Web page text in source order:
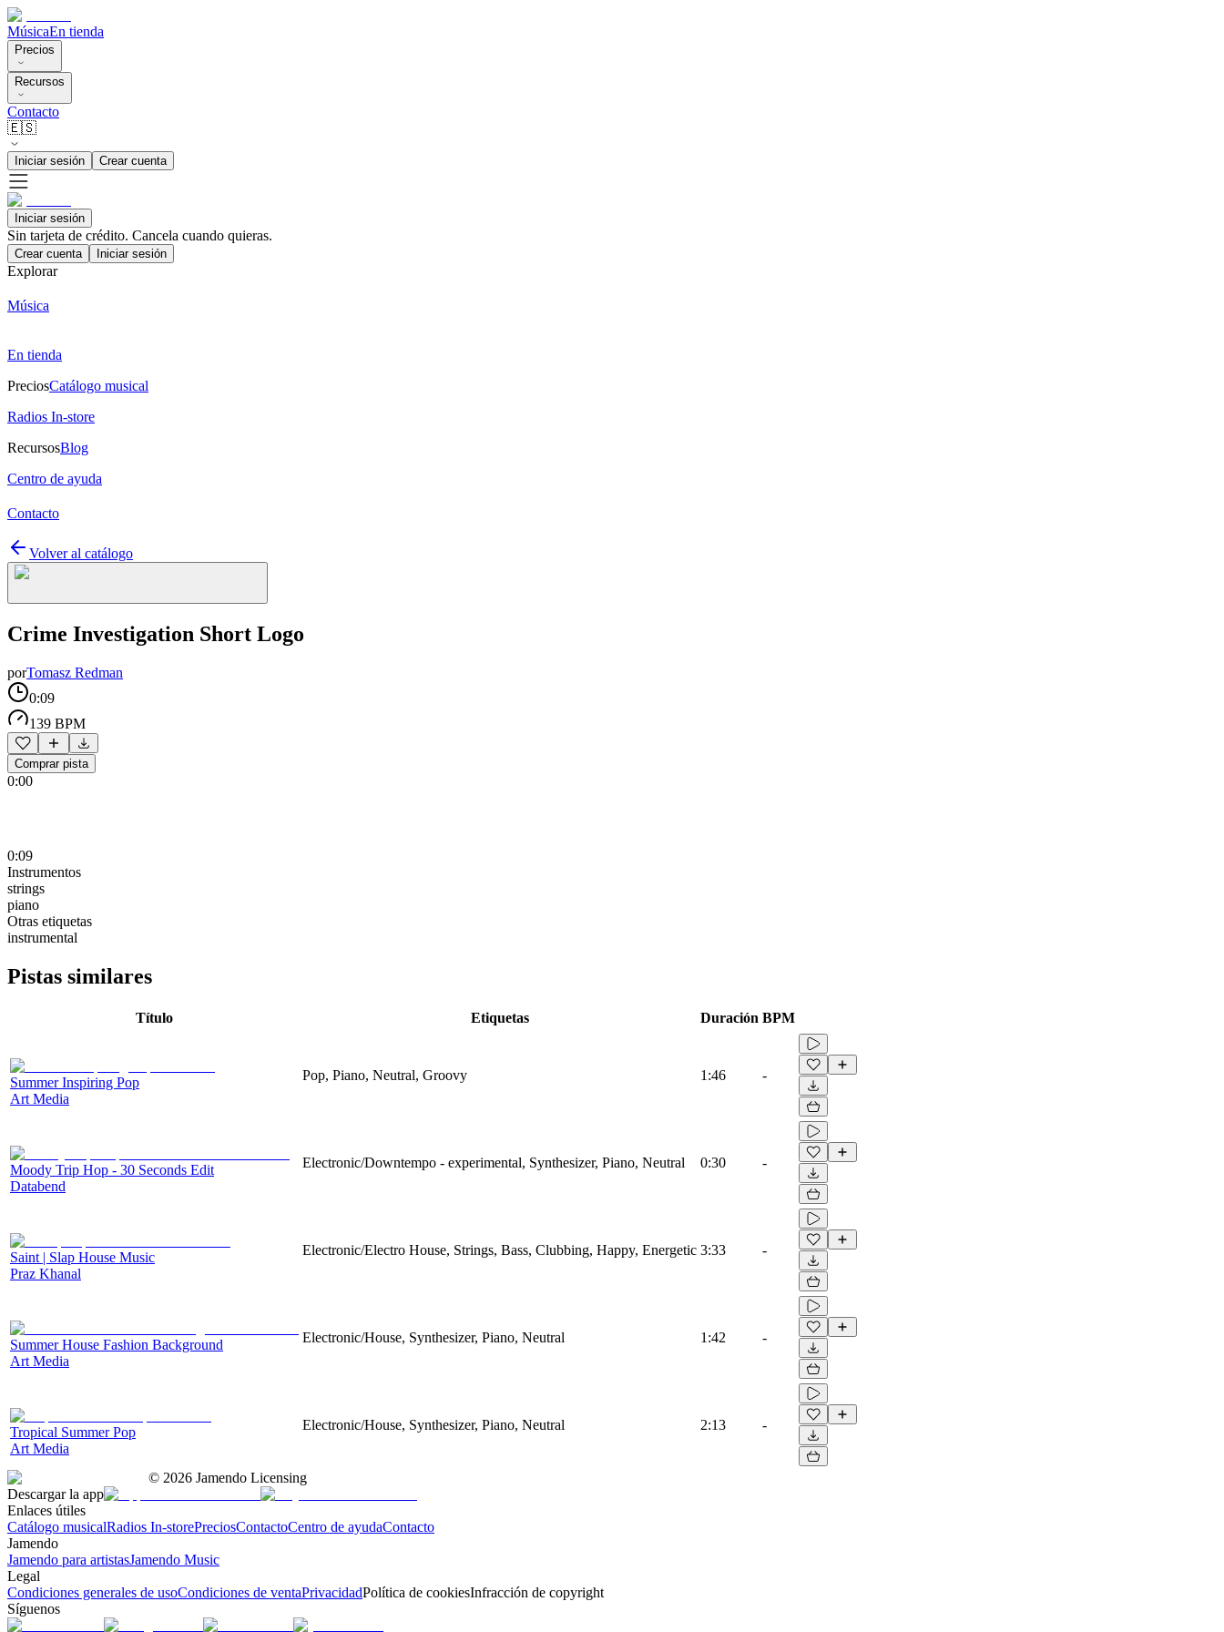
MúsicaEn tienda
Precios
Recursos
Contacto
🇪🇸
Iniciar sesión Crear cuenta
Iniciar sesión
Sin tarjeta de crédito. Cancela cuando quieras.
Crear cuenta Iniciar sesión
Explorar
Música
En tienda
PreciosCatálogo musical
Radios In-store
RecursosBlog
Centro de ayuda
Contacto
Volver al catálogo
Crime Investigation Short Logo
porTomasz Redman
0:09
139 BPM
Comprar pista
0:00
0:09
Instrumentos
strings
piano
Otras etiquetas
instrumental
Pistas similares
Título Etiquetas Duración BPM
Summer Inspiring Pop
Art Media
Pop, Piano, Neutral, Groovy 1:46 -
Moody Trip Hop - 30 Seconds Edit
Databend
Electronic/Downtempo - experimental, Synthesizer, Piano, Neutral 0:30 -
Saint | Slap House Music
Praz Khanal
Electronic/Electro House, Strings, Bass, Clubbing, Happy, Energetic 3:33 -
Summer House Fashion Background
Art Media
Electronic/House, Synthesizer, Piano, Neutral 1:42 -
Tropical Summer Pop
Art Media
Electronic/House, Synthesizer, Piano, Neutral 2:13 -
© 2026 Jamendo Licensing
Descargar la app
Enlaces útiles
Catálogo musicalRadios In-storePreciosContactoCentro de ayudaContacto
Jamendo
Jamendo para artistasJamendo Music
Legal
Condiciones generales de usoCondiciones de ventaPrivacidadPolítica de cookiesInfracción de copyright
Síguenos